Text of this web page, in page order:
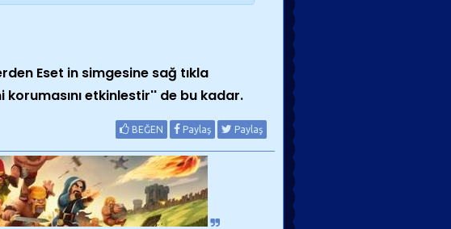
Eset in simgesine sağ tıkla
etkinlestir'' de bu kadar.
BEĞEN Paylaş Paylaş